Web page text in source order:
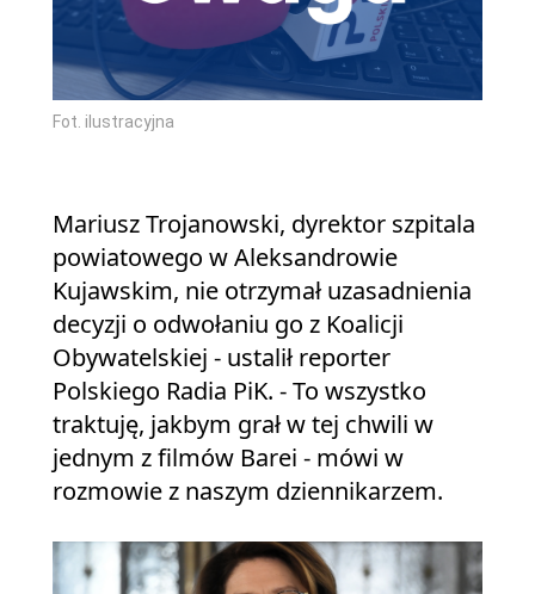
Fot. ilustracyjna
Mariusz Trojanowski, dyrektor szpitala
powiatowego w Aleksandrowie
Kujawskim, nie otrzymał uzasadnienia
decyzji o odwołaniu go z Koalicji
Obywatelskiej - ustalił reporter
Polskiego Radia PiK. - To wszystko
traktuję, jakbym grał w tej chwili w
jednym z filmów Barei - mówi w
rozmowie z naszym dziennikarzem.